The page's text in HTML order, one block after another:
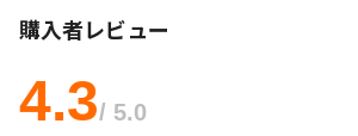
購入者レビュー
4.3/ 5.0